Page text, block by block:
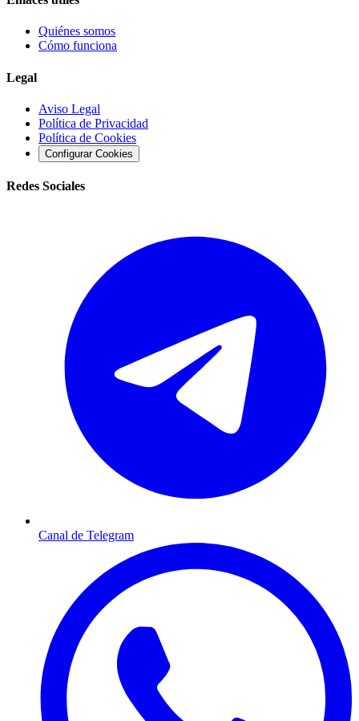
Quiénes somos
Cómo funciona
Legal
Aviso Legal
Política de Privacidad
Política de Cookies
Configurar Cookies
Redes Sociales
Canal de Telegram